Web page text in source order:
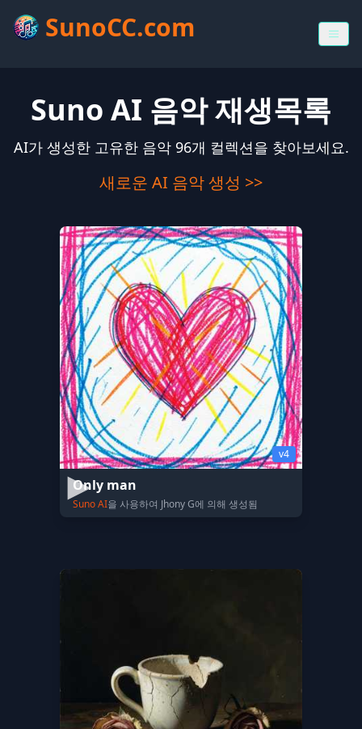
SunoCC.com
Suno AI 음악 재생목록
AI가 생성한 고유한 음악 96개 컬렉션을 찾아보세요.
새로운 AI 음악 생성 >>
v4
Only man
Suno AI을 사용하여 Jhony G에 의해 생성됨